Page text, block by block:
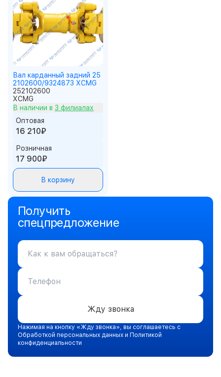
Вал карданный задний 25
2102600/9324873 XCMG
252102600
XCMG
В наличии в 3 филиалах
Оптовая
16 210₽
Розничная
17 900₽
В корзину
Получить
спецпредложение
Жду звонка
Нажимая на кнопку «Жду звонка», вы соглашаетесь с
Обработкой персональных данных и Политикой
конфиденциальности